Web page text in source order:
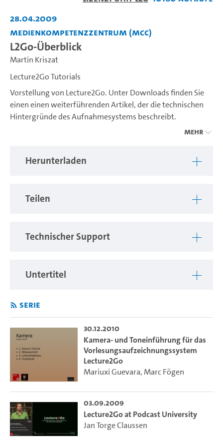
28.04.2009
Medienkompetenzzentrum (MCC)
L2Go-Überblick
Martin Kriszat
Lecture2Go Tutorials
Vorstellung von Lecture2Go. Unter Downloads finden Sie
einen einen weiterführenden Artikel, der die technischen
Hintergründe des Aufnahmesystems beschreibt.
Mehr
Herunterladen
Teilen
Technischer Support
Untertitel
Serie
30.12.2010
Kamera- und Toneinführung für das
Vorlesungsaufzeichnungssystem
Lecture2Go
Mariuxi Guevara,Marc Fögen
03.09.2009
Lecture2Go at Podcast University
Jan Torge Claussen